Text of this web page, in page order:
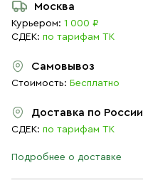
Москва
Курьером: 1 000 ₽
СДЕК: по тарифам ТК
Самовывоз
Стоимость: Бесплатно
Доставка по России
СДЕК: по тарифам ТК
Подробнее о доставке